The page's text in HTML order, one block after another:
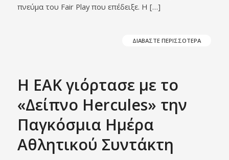
πνεύμα του Fair Play που επέδειξε. Η […]
ΔΙΑΒΑΣΤΕ ΠΕΡΙΣΣΟΤΕΡΑ
Η ΕΑΚ γιόρτασε με το
«Δείπνο Hercules» την
Παγκόσμια Ημέρα
Αθλητικού Συντάκτη